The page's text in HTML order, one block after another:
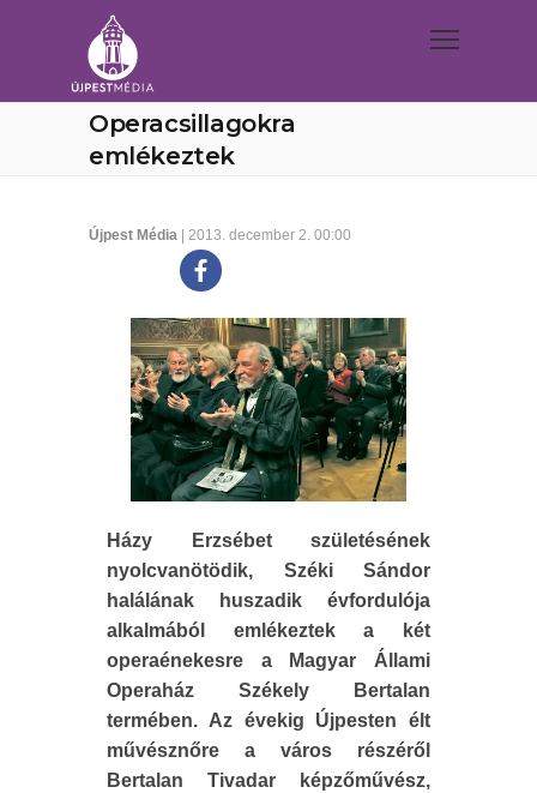
Operacsillagokra
emlékeztek
Újpest Média | 2013. december 2. 00:00
Házy Erzsébet születésének
nyolcvanötödik, Széki Sándor
halálának huszadik évfordulója
alkalmából emlékeztek a két
operaénekesre a Magyar Állami
Operaház Székely Bertalan
termében. Az évekig Újpesten élt
művésznőre a város részéről
Bertalan Tivadar képzőművész,